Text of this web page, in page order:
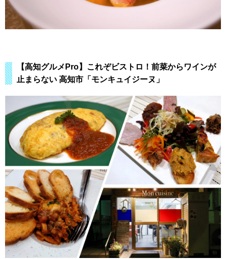
【高知グルメPro】これぞビストロ！前菜からワインが
止まらない 高知市「モンキュイジーヌ」